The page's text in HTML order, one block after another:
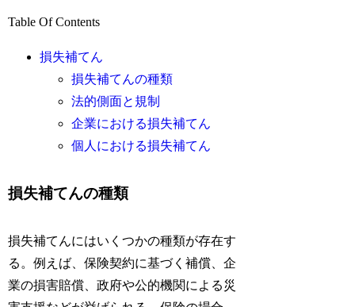
Table Of Contents
損失補てん
損失補てんの種類
法的側面と規制
企業における損失補てん
個人における損失補てん
損失補てんの種類
損失補てんにはいくつかの種類が存在す
る。例えば、保険契約に基づく補償、企
業の損害賠償、政府や公的機関による災